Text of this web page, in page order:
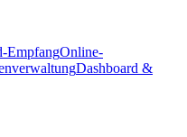
EmpfangOnline-
Dashboard &